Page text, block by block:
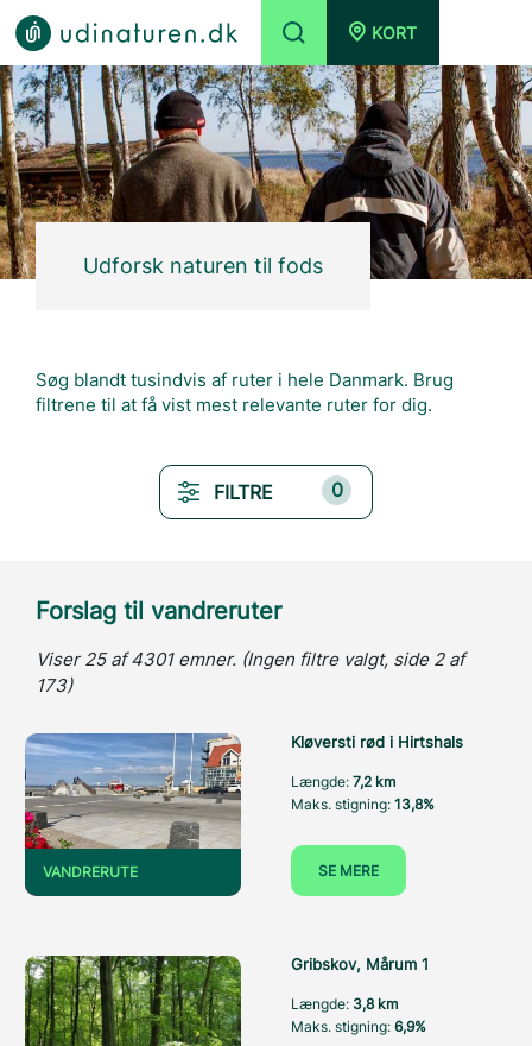
KORT
Udforsk naturen til fods
Søg blandt tusindvis af ruter i hele Danmark. Brug
filtrene til at få vist mest relevante ruter for dig.
FILTRE 0
Forslag til vandreruter
Viser 25 af 4301 emner. (Ingen filtre valgt, side 2 af
173)
VANDRERUTE
Kløversti rød i Hirtshals
Længde: 7,2 km
Maks. stigning: 13,8%
SE MERE
Gribskov, Mårum 1
Længde: 3,8 km
Maks. stigning: 6,9%